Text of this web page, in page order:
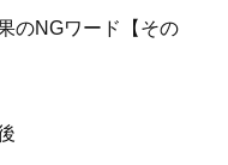
のNGワード【その